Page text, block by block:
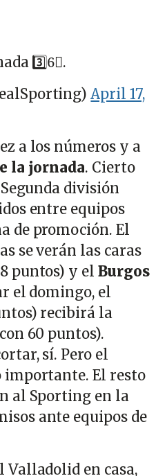
3️⃣6⃣.
April 17,
a los números y a
la jornada. Cierto
división
entre equipos
de promoción. El
se verán las caras
puntos) y elBurgos
el domingo, el
recibirá la
con 60 puntos).
sí. Pero el
importante. El resto
al Sporting en la
ante equipos de
Valladolid en casa,